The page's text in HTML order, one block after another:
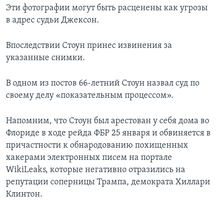
Эти фотографии могут быть расценены как угрозы
в адрес судьи Джексон.
Впоследствии Стоун принес извинения за
указанные снимки.
В одном из постов 66-летний Стоун назвал суд по
своему делу «показательным процессом».
Напомним, что Стоун был арестован у себя дома во
Флориде в ходе рейда ФБР 25 января и обвиняется в
причастности к обнародованию похищенных
хакерами электронных писем на портале
WikiLeaks, которые негативно отразились на
репутации соперницы Трампа, демократа Хиллари
Клинтон.